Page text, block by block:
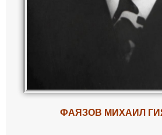
ФАЯЗОВ МИХАИЛ